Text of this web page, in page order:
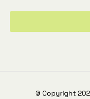
© Copyright